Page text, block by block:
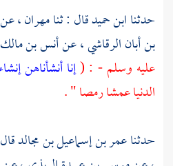
حدثناابن حميدقال : ثنامهران، عن
بن أبان الرقاشي، عنأنس بن مالك
عليه وسلم - : (إنا أنشأناهن
الدنيا عمشا رمصا " .
حدثناعمر بن إسماعيل بن مجالد